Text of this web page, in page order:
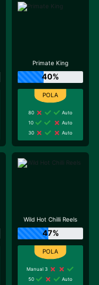
Primate King
40%
80
Auto
10
Auto
30
Auto
Wild Hot Chilli Reels
47%
Manual 3
50
Auto